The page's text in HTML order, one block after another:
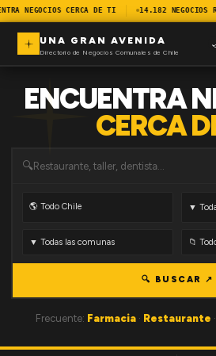
NEGOCIOS CERCA DE TI 14.182 NEGOCIOS
UNA GRAN AVENIDA
Directorio de Negocios Comunales de Chile
ENCUENTRA
CERCA
🔍
🔍 BUSCAR ↗
Frecuente: Farmacia · Restaurante ·